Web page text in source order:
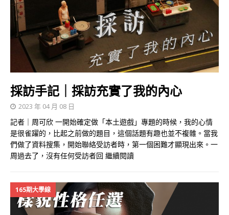
採訪手記｜採訪充實了我的內心
2023 年 04 月 08 日
記者｜周可欣 一開始確定做「本土遊戲」專題的時候，我的心情
是很雀躍的，比起之前做的題目，這個話題有趣也並不複雜。當我
們做了資料搜集，開始聯絡受訪者時，第一個困難才顯現出來。一
周過去了，沒有任何受訪者回 繼續閱讀
165期大學線